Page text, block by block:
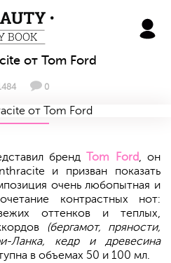
BeautyDayBook
от Tom Ford
0
брендTom Ford, он
и призван показать
очень любопытная и
контрастных нот:
оттенков и теплых,
(бергамот, пряности,
Ланка, кедр и древесина
в объемах 50 и 100 мл.